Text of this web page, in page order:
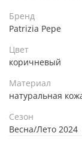
Бренд
Patrizia Pepe
Цвет
коричневый
Материал
натуральная
Сезон
Весна/Лето 2024